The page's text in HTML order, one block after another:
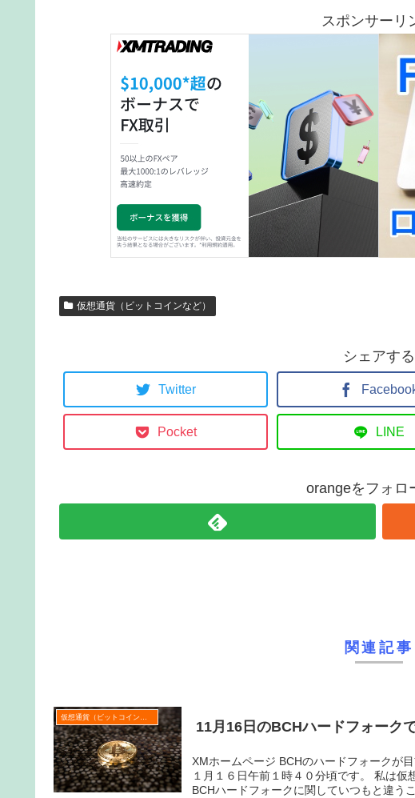
スポンサーリ
仮想通貨（ビットコインなど）
シェアする
Twitter
Pocket LINE
orangeをフォロ
関連記事
11月16日のBCHハードフォーク
XMホームページ BCHのハードフォークが目前に迫ってきました。 ハードフォーク日時は日本時間１
１月１６日午前１時４０分頃です。 私は仮想通貨を保有していないため他人事なんですが、今回の
BCHハードフォークに関していつもと違う